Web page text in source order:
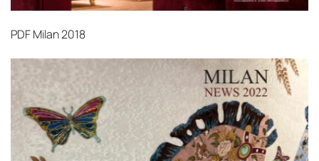
PDFMilan 2018